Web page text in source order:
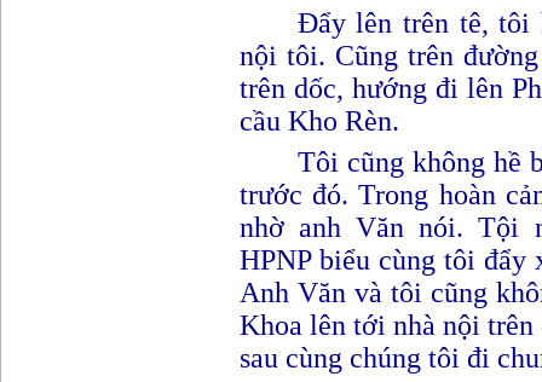
Đẩy lên trên tê, tôi
nội tôi. Cũng trên
trên dốc, hướng đi lên
cầu Kho Rèn.
Tôi cũng không hề
trước đó. Trong hoàn
nhờ anh Văn nói. Tội
HPNP biểu cùng tôi đẩy
Anh Văn và tôi cũng
Khoa lên tới nhà nội
sau cùng chúng tôi đi